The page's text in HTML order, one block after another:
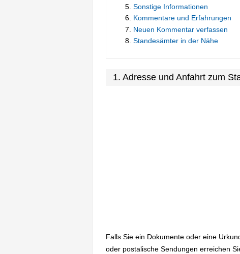
Sonstige Informationen
Kommentare und Erfahrungen
Neuen Kommentar verfassen
Standesämter in der Nähe
1. Adresse und Anfahrt zum
Falls Sie ein Dokumente oder eine
oder postalische Sendungen erreichen